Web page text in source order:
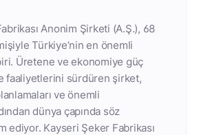
Anonim Şirketi (A.Ş.), 68
Türkiye’nin en önemli
Üretene ve ekonomiye güç
faaliyetlerini sürdüren şirket,
ve önemli
dünya çapında söz
ediyor. Kayseri Şeker Fabrikası